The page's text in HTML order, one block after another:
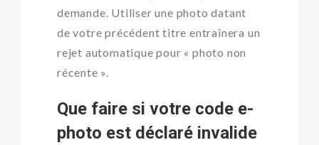
demande. Utiliser une photo datant
de votre précédent titre entraînera un
rejet automatique pour « photo non
récente ».
Que faire si votre code e-
photo est déclaré invalide